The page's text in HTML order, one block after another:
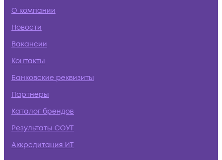
О компании
Новости
Вакансии
Контакты
Банковские реквизиты
Партнеры
Каталог брендов
Результаты СОУТ
Аккредитация ИТ